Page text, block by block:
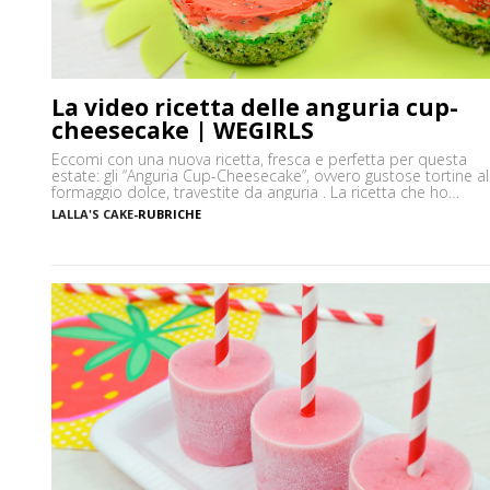
La video ricetta delle anguria cup-
cheesecake | WEGIRLS
Eccomi con una nuova ricetta, fresca e perfetta per questa
estate: gli “Anguria Cup-Cheesecake”, ovvero gustose tortine al
formaggio dolce, travestite da anguria . La ricetta che ho
utilizzato è, come dice il nome stesso, quella della
cheesecake classica senza cottura, mentre lo stampo in cui
LALLA'S CAKE-RUBRICHE